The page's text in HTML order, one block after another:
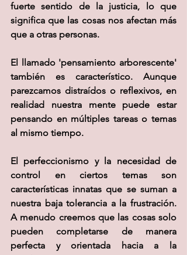
fuerte sentido de la justicia, lo que
significa que las cosas nos afectan más
que a otras personas.
El llamado 'pensamiento arborescente'
también es característico. Aunque
parezcamos distraídos o reflexivos, en
realidad nuestra mente puede estar
pensando en múltiples tareas o temas
al mismo tiempo.
El perfeccionismo y la necesidad de
control en ciertos temas son
características innatas que se suman a
nuestra baja tolerancia a la frustración.
A menudo creemos que las cosas solo
pueden completarse de manera
perfecta y orientada hacia a la